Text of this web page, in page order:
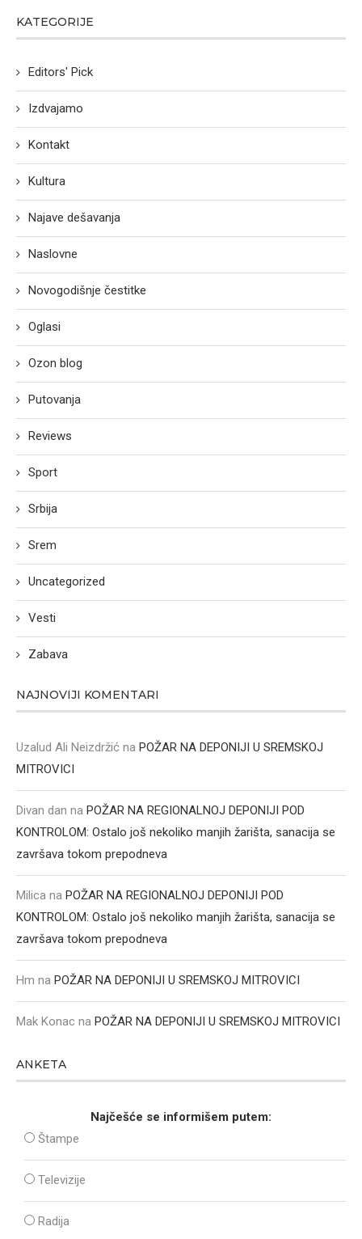
KATEGORIJE
Editors' Pick
Izdvajamo
Kontakt
Kultura
Najave dešavanja
Naslovne
Novogodišnje čestitke
Oglasi
Ozon blog
Putovanja
Reviews
Sport
Srbija
Srem
Uncategorized
Vesti
Zabava
NAJNOVIJI KOMENTARI
Uzalud Ali Neizdržić na POŽAR NA DEPONIJI U SREMSKOJ
MITROVICI
Divan dan na POŽAR NA REGIONALNOJ DEPONIJI POD
KONTROLOM: Ostalo još nekoliko manjih žarišta, sanacija se
završava tokom prepodneva
Milica na POŽAR NA REGIONALNOJ DEPONIJI POD
KONTROLOM: Ostalo još nekoliko manjih žarišta, sanacija se
završava tokom prepodneva
Hm na POŽAR NA DEPONIJI U SREMSKOJ MITROVICI
Mak Konac na POŽAR NA DEPONIJI U SREMSKOJ MITROVICI
ANKETA
Najčešće se informišem putem:
Štampe
Televizije
Radija